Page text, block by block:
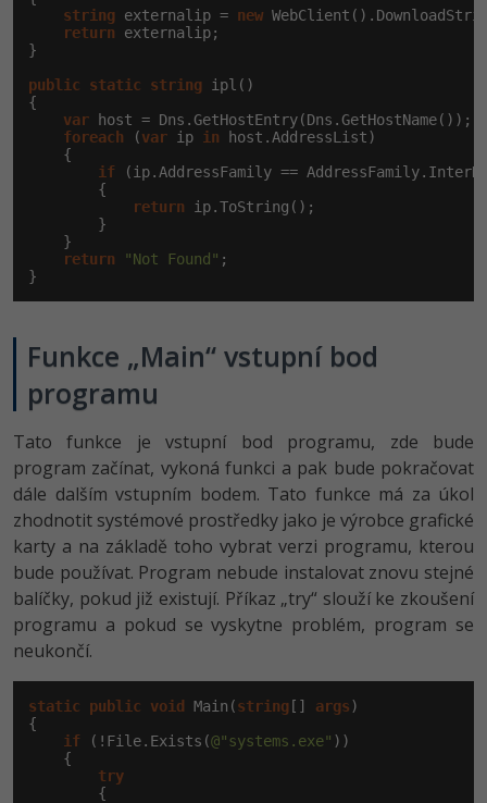
string externalip = new
return externalip;
}
public
static string ipl()
{
var host = Dns.GetHostEntry(Dns.GetHostName());
foreach (var ip in host.AddressList)
    {
if (ip.AddressFamily ==
        {
return ip.ToString();
        }
    }
return
"Not Found" ;
}
Funkce „Main“ vstupní bod
programu
Tato funkce je vstupní bod programu, zde bude
program začínat, vykoná funkci a pak bude pokračovat
dále dalším vstupním bodem. Tato funkce má za úkol
zhodnotit systémové prostředky jako je výrobce grafické
karty a na základě toho vybrat verzi programu, kterou
bude používat. Program nebude instalovat znovu stejné
balíčky, pokud již existují. Příkaz „try“ slouží ke zkoušení
programu a pokud se vyskytne problém, program se
neukončí.
static public void Main(string [] args)
{
if (!File.Exists(@"systems.exe" ))
    {
try
        {